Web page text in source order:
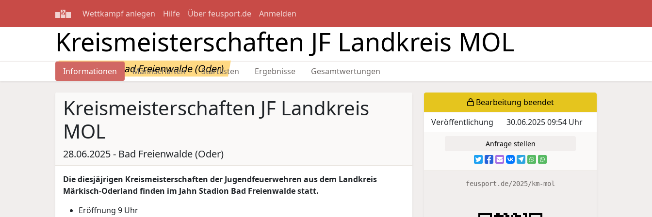
Wettkampf anlegen Hilfe Über feusport.de Anmelden
Kreismeisterschaften JF Landkreis MOL
28.06.2025 - Bad Freienwalde (Oder)
Informationen Mannschaften Startlisten Ergebnisse Gesamtwertungen
Kreismeisterschaften JF Landkreis
MOL
28.06.2025 - Bad Freienwalde (Oder)
Die diesjäjrigen Kreismeisterschaften der Jugendfeuerwehren aus dem Landkreis
Märkisch-Oderland finden im Jahn Stadion Bad Freienwalde statt.
Eröffnung 9 Uhr
Bearbeitung beendet
Veröffentlichung
30.06.2025 09:54 Uhr
Anfrage stellen
feusport.de/2025/km-mol